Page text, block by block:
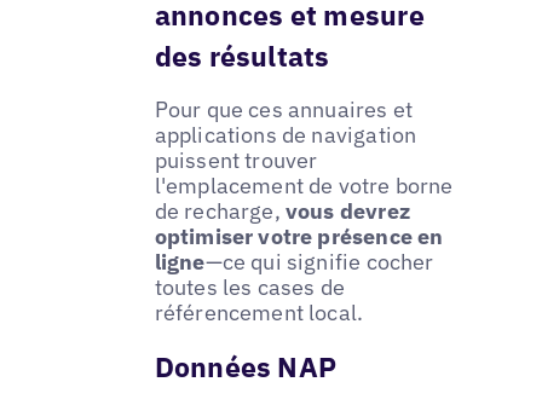
annonces et mesure
des résultats
Pour que ces annuaires et
applications de navigation
puissent trouver
l'emplacement de votre borne
de recharge, vous devrez
optimiser votre présence en
ligne—ce qui signifie cocher
toutes les cases de
référencement local.
Données NAP